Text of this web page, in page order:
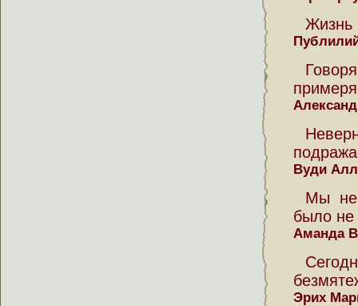
Жизнь
Вуди
Мы
было
Аманда
Эрих